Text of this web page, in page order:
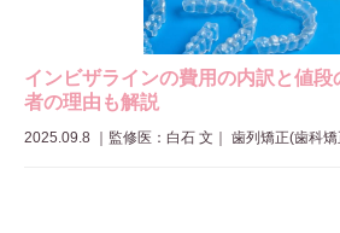
インビザラインの費用の内訳と値
者の理由も解説
2025.09.8 ｜ 監修医：白石 文 ｜ 歯列矯正(歯科